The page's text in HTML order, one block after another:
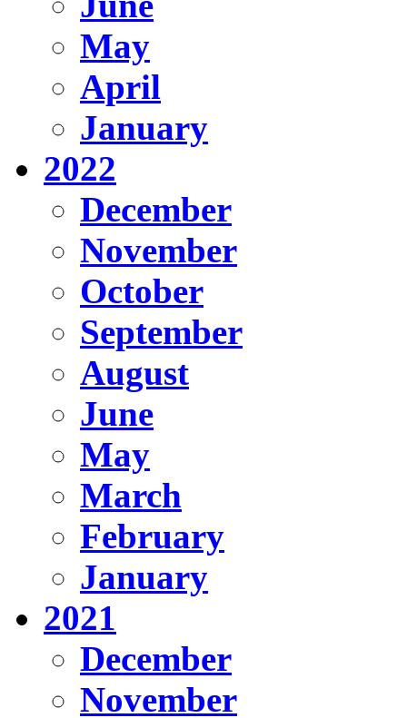
May
April
January
2022
December
November
October
September
August
June
May
March
February
January
2021
December
November